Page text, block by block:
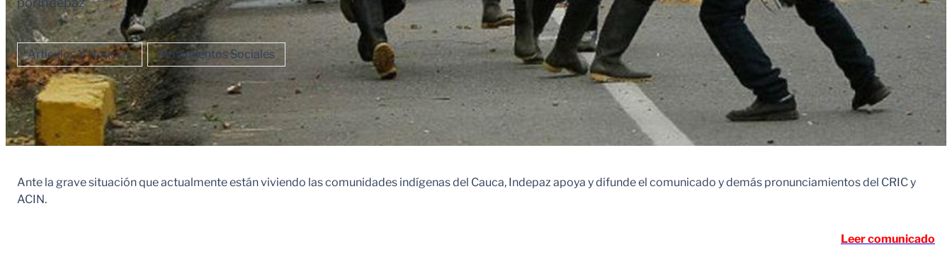
Artículos Y Noticias Movimientos Sociales
Ante la grave situación que actualmente están viviendo las comunidades indígenas del Cauca, Indepaz apoya y difunde el comunicado y demás pronunciamientos del CRIC y
ACIN.
Leer comunicado